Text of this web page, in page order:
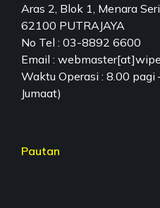
Aras 2, Blok 1, Menara
62100 PUTRAJAYA
No Tel : 03-8892 6600
Email :
Waktu Operasi : 8.00 pagi
Jumaat)
Pautan